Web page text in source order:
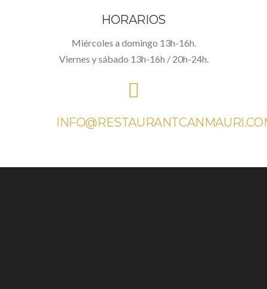
HORARIOS
Miércoles a domingo 13h-16h.
Viernes y sábado 13h-16h / 20h-24h.